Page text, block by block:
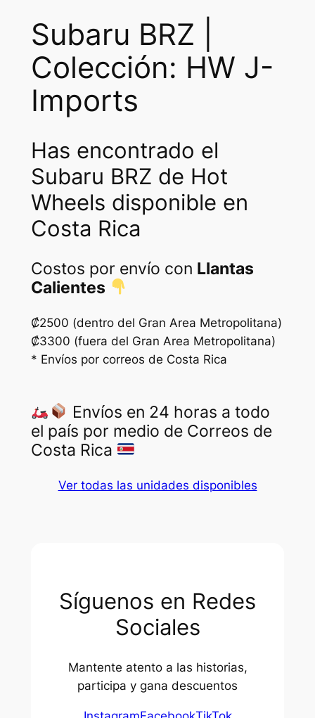
Subaru BRZ |
Colección: HW J-
Imports
Has encontrado el
Subaru BRZ de Hot
Wheels disponible en
Costa Rica
Costos por envío con Llantas
Calientes
₡2500 (dentro del Gran Area Metropolitana)
₡3300 (fuera del Gran Area Metropolitana)
* Envíos por correos de Costa Rica
Envíos en 24 horas a todo
el país por medio de Correos de
Costa Rica
Ver todas las unidades disponibles
Síguenos en Redes
Sociales
Mantente atento a las historias,
participa y gana descuentos